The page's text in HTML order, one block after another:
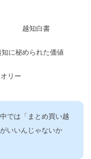
越知白書
知に秘められた価値
リー
では「まとめ買い越
いいんじゃないか